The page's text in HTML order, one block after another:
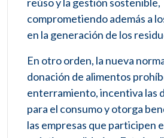
comprometiendo además a
en la generación de los
En otro orden, la nueva
donación de alimentos
enterramiento, incentiva las
para el consumo y otorga
las empresas que participen